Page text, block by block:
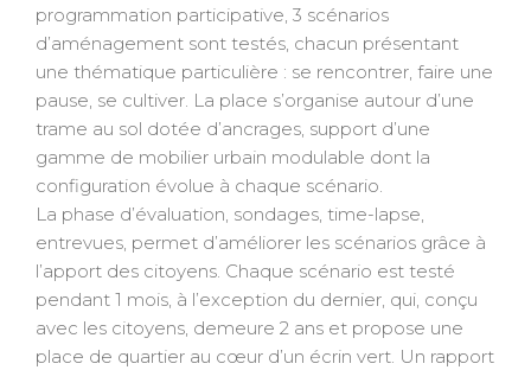
programmation participative, 3 scénarios
d’aménagement sont testés, chacun présentant
une thématique particulière : se rencontrer, faire une
pause, se cultiver. La place s’organise autour d’une
trame au sol dotée d’ancrages, support d’une
gamme de mobilier urbain modulable dont la
configuration évolue à chaque scénario.
La phase d’évaluation, sondages, time-lapse,
entrevues, permet d’améliorer les scénarios grâce à
l’apport des citoyens. Chaque scénario est testé
pendant 1 mois, à l’exception du dernier, qui, conçu
avec les citoyens, demeure 2 ans et propose une
place de quartier au cœur d’un écrin vert. Un rapport